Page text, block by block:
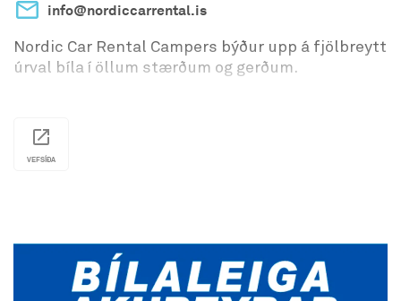
info@nordiccarrental.is
Nordic Car Rental Campers býður upp á fjölbreytt
úrval bíla í öllum stærðum og gerðum.
VEFSÍÐA